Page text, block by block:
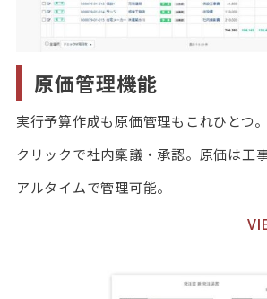
原価管理機能
実行予算作成も原価管理もこれひとつ
クリックで社内稟議・承認。原価は工
アルタイムで管理可能。